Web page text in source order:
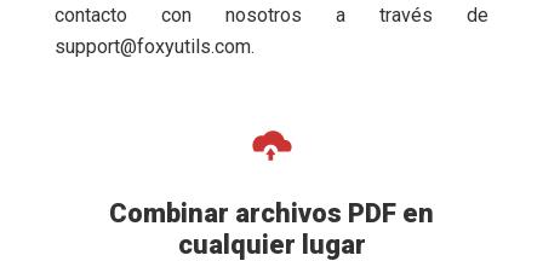
contacto con nosotros a través de
support@foxyutils.com.
Combinar archivos PDF en
cualquier lugar